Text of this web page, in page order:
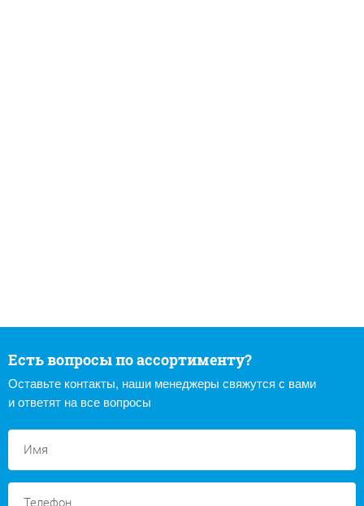
Есть вопросы по ассортименту?
Оставьте контакты, наши менеджеры свяжутся с вами
и ответят на все вопросы